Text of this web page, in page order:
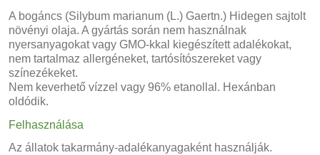
A bogáncs (Silybum marianum (L.) Gaertn.) Hidegen sajtolt
növényi olaja. A gyártás során nem használnak
nyersanyagokat vagy GMO-kkal kiegészített adalékokat,
nem tartalmaz allergéneket, tartósítószereket vagy
színezékeket.
Nem keverhető vízzel vagy 96% etanollal. Hexánban
oldódik.
Felhasználása
Az állatok takarmány-adalékanyagaként használják.